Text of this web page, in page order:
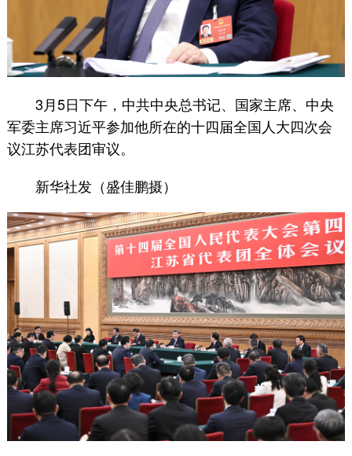
3月5日下午，中共中央总书记、国家主席、中央
军委主席习近平参加他所在的十四届全国人大四次会
议江苏代表团审议。
新华社发（盛佳鹏摄）